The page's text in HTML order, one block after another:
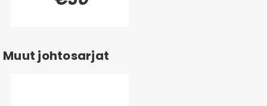
Muut johtosarjat